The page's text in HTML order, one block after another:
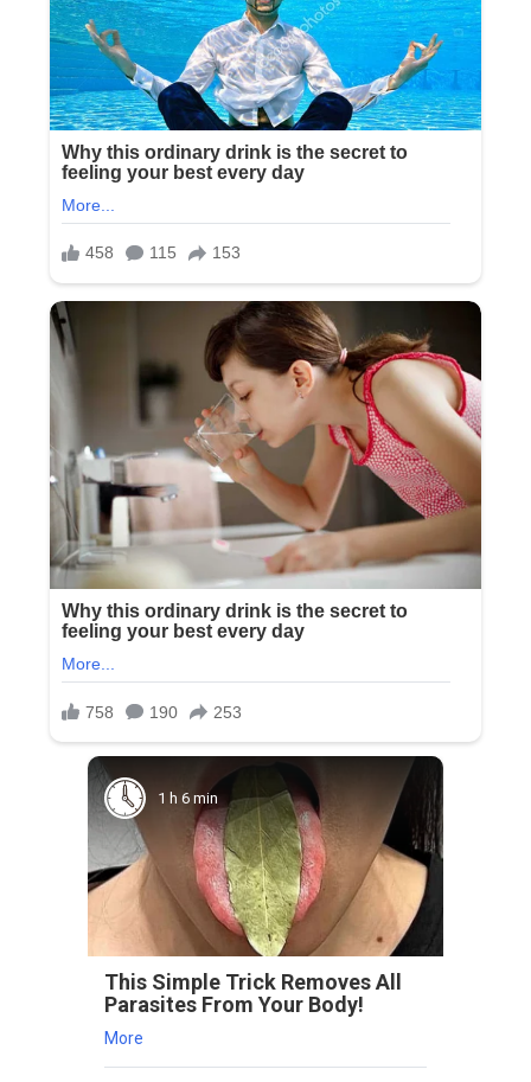
1 h 6 min
This Simple Trick Removes All
Parasites From Your Body!
More